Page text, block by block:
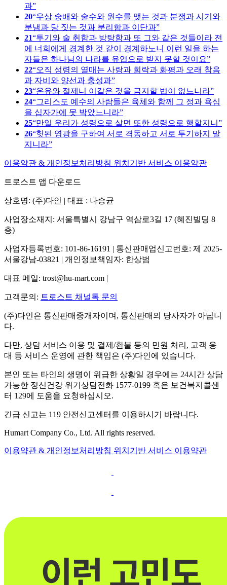
과
20 우상 숭배와 술수와 원수를 맺는 것과 분쟁과 시기와
분냄과 당 짓는 것과 분리함과 이단과
21 투기와 술 취함과 방탕함과 또 그와 같은 것들이라 전
에 너희에게 경계한 것 같이 경계하노니 이런 일을 하는
자들은 하나님의 나라를 유업으로 받지 못할 것이요
22 오직 성령의 열매는 사랑과 희락과 화평과 오래 참음
과 자비와 양선과 충성과
23 온유와 절제니 이같은 것을 금지할 법이 없느니라
24 그리스도 예수의 사람들은 육체와 함께 그 정과 욕심
을 십자가에 못 박았느니라
25 만일 우리가 성령으로 살면 또한 성령으로 행할지니
26 헛된 영광을 구하여 서로 격동하고 서로 투기하지 말
지니라
이용약관 & 개인정보처리방침 위치기반 서비스 이용약관
트로스트 앱 다운로드
상호명: (주)다인 | 대표 : 나승균
사업장소재지: 서울특별시 강남구 역삼로3길 17 (혜진빌딩 8
층)
사업자등록번호: 101-86-16191 | 통신판매업신고번호: 제 2025-
서울강남-03821 | 개인정보책임자: 한상범
대표 메일: trost@hu-mart.com |
고객문의: 트로스트 채널톡 문의
(주)다인은 통신판매중개자이며, 통신판매의 당사자가 아닙니
다.
다만, 상담 서비스 이용 및 결제/환불 등의 민원 처리, 고객 응
대 등 서비스 운영에 관한 책임은 (주)다인에 있습니다.
본인 또는 타인의 생명이 위급한 상황일 경우에는 24시간 상담
가능한 정신건강 위기상담전화 1577-0199 혹은 보건복지콜센
터 129에 도움을 요청하십시오.
긴급 신고는 119 안전신고센터를 이용하시기 바랍니다.
Humart Company Co., Ltd. All rights reserved.
이용약관 & 개인정보처리방침 위치기반 서비스 이용약관